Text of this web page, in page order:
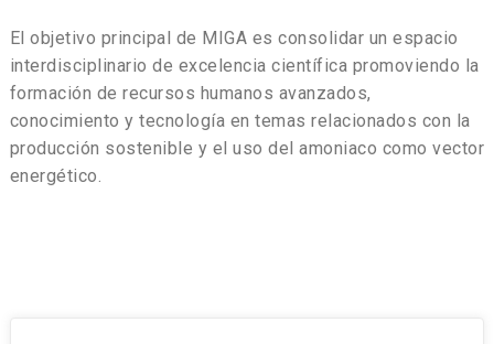
El objetivo principal de MIGA es consolidar un espacio
interdisciplinario de excelencia científica promoviendo la
formación de recursos humanos avanzados,
conocimiento y tecnología en temas relacionados con la
producción sostenible y el uso del amoniaco como vector
energético.